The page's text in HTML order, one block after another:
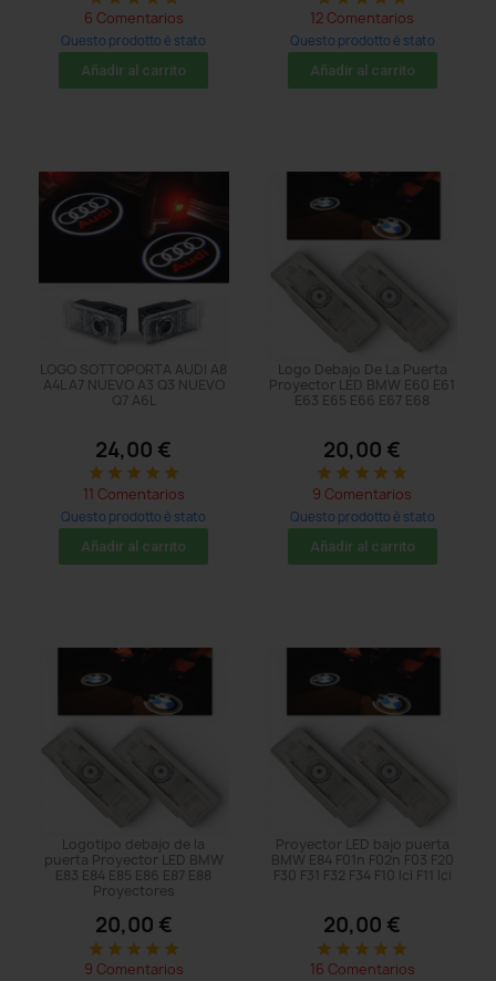
6 Comentarios
Questo prodotto è stato
acquistato: 92 times
Añadir al carrito
12 Comentarios
Questo prodotto è stato
acquistato: 50 times
Añadir al carrito
LOGO SOTTOPORTA AUDI A8
A4L A7 NUEVO A3 Q3 NUEVO
Q7 A6L
24,00 €
star star star star star
11 Comentarios
Questo prodotto è stato
acquistato: 152 times
Añadir al carrito
Logo Debajo De La Puerta
Proyector LED BMW E60 E61
E63 E65 E66 E67 E68
20,00 €
star star star star star
9 Comentarios
Questo prodotto è stato
acquistato: 23 times
Añadir al carrito
Logotipo debajo de la
puerta Proyector LED BMW
E83 E84 E85 E86 E87 E88
Proyectores
20,00 €
star star star star star
9 Comentarios
Proyector LED bajo puerta
BMW E84 F01n F02n F03 F20
F30 F31 F32 F34 F10 lci F11 lci
20,00 €
star star star star star
16 Comentarios